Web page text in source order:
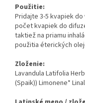
Použitie:
Pridajte 3-5 kvapiek
počet kvapiek do
taktiež na priamu
použitia éterických
Zloženie:
Lavandula Latifolia
(Spaik)) Limonene*